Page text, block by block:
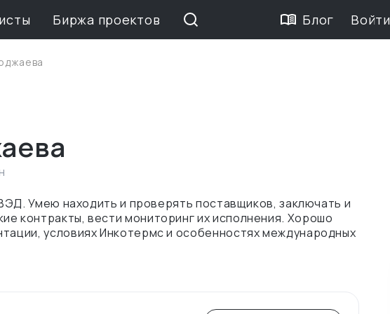
Биржа проектов Блог Войти
Умею находить и проверять поставщиков, заключать и
контракты, вести мониторинг их исполнения. Хорошо
условиях Инкотермс и особенностях международных